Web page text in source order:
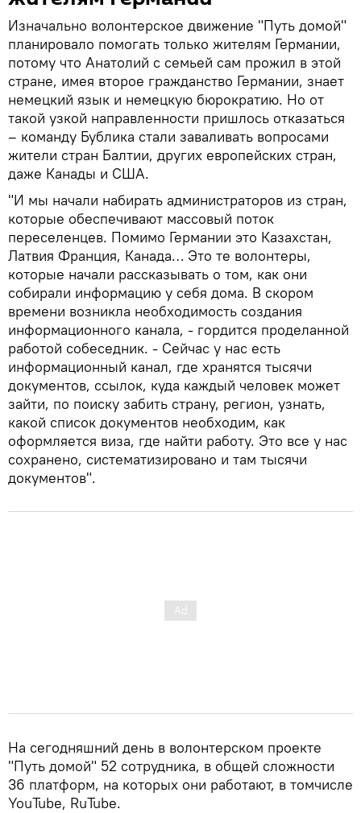
Изначально волонтерское движение "Путь домой"
планировало помогать только жителям Германии,
потому что Анатолий с семьей сам прожил в этой
стране, имея второе гражданство Германии, знает
немецкий язык и немецкую бюрократию. Но от
такой узкой направленности пришлось отказаться
– команду Бублика стали заваливать вопросами
жители стран Балтии, других европейских стран,
даже Канады и США.
"И мы начали набирать администраторов из стран,
которые обеспечивают массовый поток
переселенцев. Помимо Германии это Казахстан,
Латвия Франция, Канада… Это те волонтеры,
которые начали рассказывать о том, как они
собирали информацию у себя дома. В скором
времени возникла необходимость создания
информационного канала, - гордится проделанной
работой собеседник. - Сейчас у нас есть
информационный канал, где хранятся тысячи
документов, ссылок, куда каждый человек может
зайти, по поиску забить страну, регион, узнать,
какой список документов необходим, как
оформляется виза, где найти работу. Это все у нас
сохранено, систематизировано и там тысячи
документов".
На сегодняшний день в волонтерском проекте
"Путь домой" 52 сотрудника, в общей сложности
36 платформ, на которых они работают, в томчисле
YouTube, RuTube.